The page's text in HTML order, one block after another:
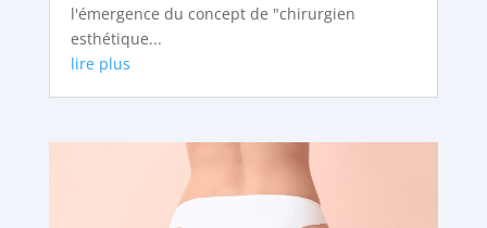
l'émergence du concept de "chirurgien
esthétique...
lire plus